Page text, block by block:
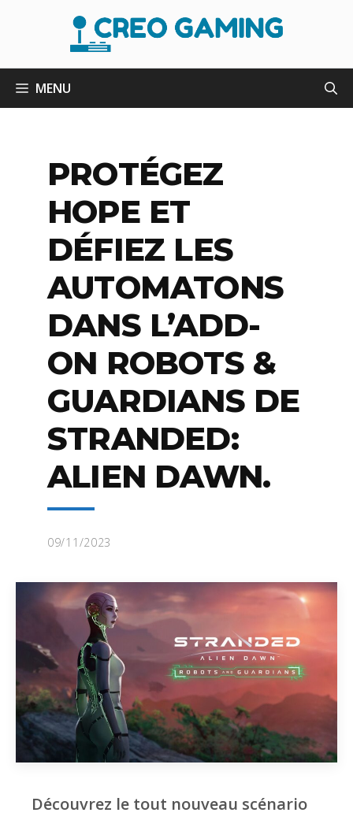
MENU
PROTÉGEZ
HOPE ET
DÉFIEZ LES
AUTOMATONS
DANS L’ADD-
ON ROBOTS &
GUARDIANS DE
STRANDED:
ALIEN DAWN.
09/11/2023
Découvrez le tout nouveau scénario